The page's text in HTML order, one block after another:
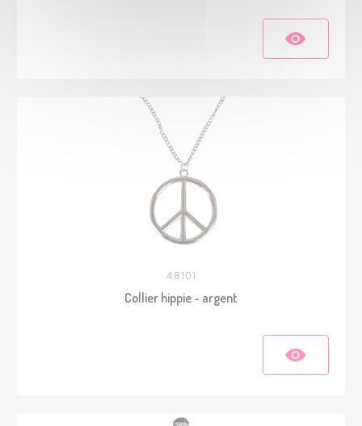
48101
Collier hippie - argent